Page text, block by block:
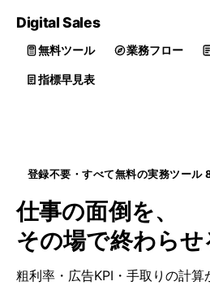
DigitalSales
無料ツール 業務フロー
指標早見表
登録不要・すべて無料の実務ツール
仕事の面倒を、
その場で終わらせ
粗利率・広告KPI・手取りの計算